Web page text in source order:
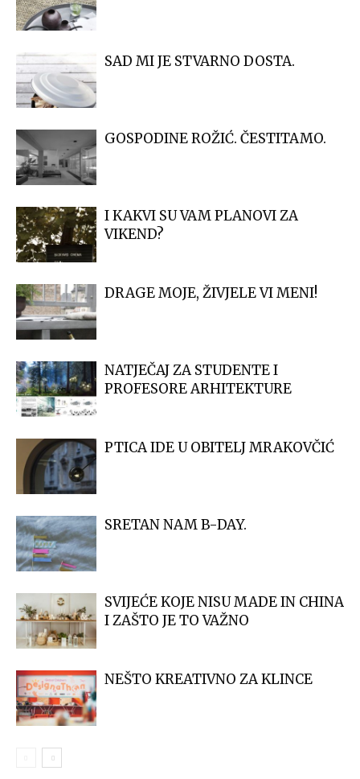
SAD MI JE STVARNO DOSTA.
GOSPODINE ROŽIĆ. ČESTITAMO.
I KAKVI SU VAM PLANOVI ZA
VIKEND?
DRAGE MOJE, ŽIVJELE VI MENI!
NATJEČAJ ZA STUDENTE I
PROFESORE ARHITEKTURE
PTICA IDE U OBITELJ MRAKOVČIĆ
SRETAN NAM B-DAY.
SVIJEĆE KOJE NISU MADE IN CHINA
I ZAŠTO JE TO VAŽNO
NEŠTO KREATIVNO ZA KLINCE